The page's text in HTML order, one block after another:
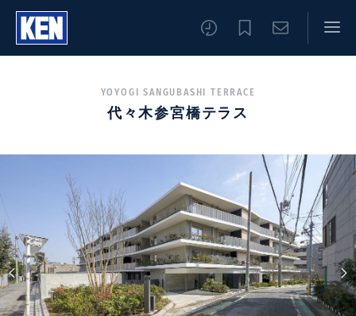
YOYOGI SANGUBASHI TERRACE
代々木参宮橋テラス